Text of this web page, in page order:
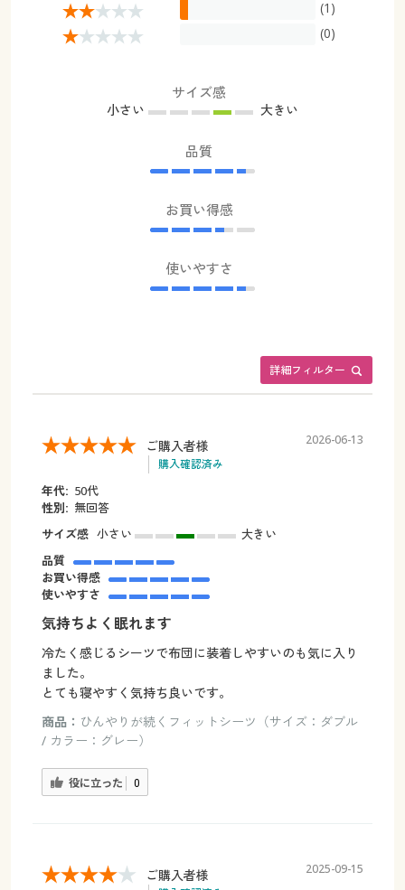
(1)
(0)
サイズ感
小さい 大きい
品質
お買い得感
使いやすさ
詳細フィルター
ご購入者様
購入確認済み
2026-06-13
年代: 50代
性別: 無回答
サイズ感 小さい
大きい
品質
お買い得感
使いやすさ
気持ちよく眠れます
冷たく感じるシーツで布団に装着しやすいのも気に入り
ました。
とても寝やすく気持ち良いです。
商品： ひんやりが続くフィットシーツ（サイズ：ダブル
/ カラー：グレー）
役に立った 0
ご購入者様 2025-09-15